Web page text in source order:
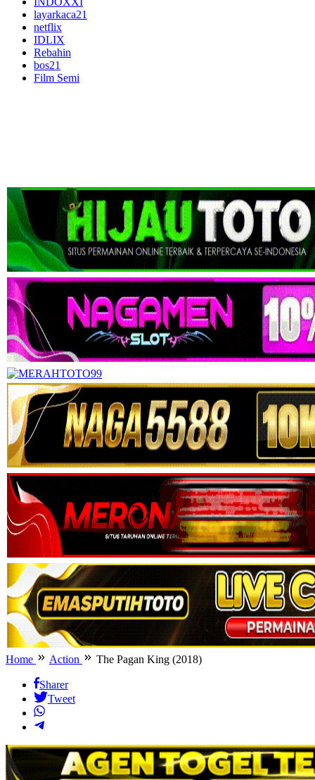
layarkaca21
netflix
IDLIX
Rebahin
bos21
Film Semi
Home Action The Pagan King (2018)
Sharer
Tweet